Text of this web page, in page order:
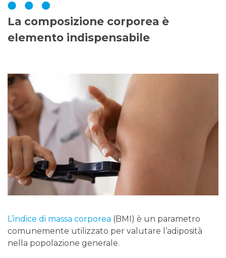
La composizione corporea è
elemento indispensabile
L’indice di massa corporea (BMI) è un parametro
comunemente utilizzato per valutare l’adiposità
nella popolazione generale.